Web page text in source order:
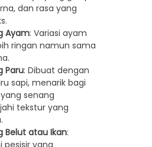
dan rasa yang
Ayam: Variasi ayam
ringan namun sama
Paru: Dibuat dengan
sapi, menarik bagi
senang
tekstur yang
Belut atau Ikan:
pesisir yang